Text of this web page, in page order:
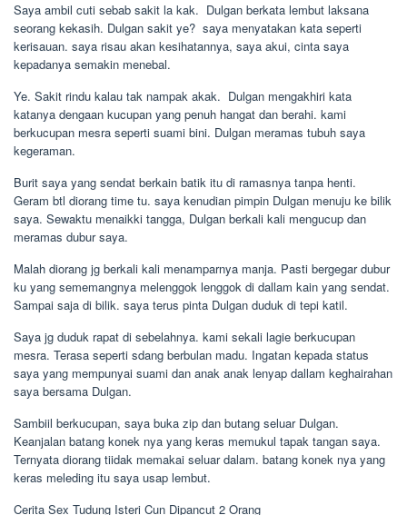
Saya ambil cuti sebab sakit la kak.  Dulgan berkata lembut laksana
seorang kekasih. Dulgan sakit ye?  saya menyatakan kata seperti
kerisauan. saya risau akan kesihatannya, saya akui, cinta saya
kepadanya semakin menebal.
Ye. Sakit rindu kalau tak nampak akak.  Dulgan mengakhiri kata
katanya dengaan kucupan yang penuh hangat dan berahi. kami
berkucupan mesra seperti suami bini. Dulgan meramas tubuh saya
kegeraman.
Burit saya yang sendat berkain batik itu di ramasnya tanpa henti.
Geram btl diorang time tu. saya kenudian pimpin Dulgan menuju ke bilik
saya. Sewaktu menaikki tangga, Dulgan berkali kali mengucup dan
meramas dubur saya.
Malah diorang jg berkali kali menamparnya manja. Pasti bergegar dubur
ku yang sememangnya melenggok lenggok di dallam kain yang sendat.
Sampai saja di bilik. saya terus pinta Dulgan duduk di tepi katil.
Saya jg duduk rapat di sebelahnya. kami sekali lagie berkucupan
mesra. Terasa seperti sdang berbulan madu. Ingatan kepada status
saya yang mempunyai suami dan anak anak lenyap dallam keghairahan
saya bersama Dulgan.
Sambiil berkucupan, saya buka zip dan butang seluar Dulgan.
Keanjalan batang konek nya yang keras memukul tapak tangan saya.
Ternyata diorang tiidak memakai seluar dalam. batang konek nya yang
keras meleding itu saya usap lembut.
Cerita Sex Tudung Isteri Cun Dipancut 2 Orang